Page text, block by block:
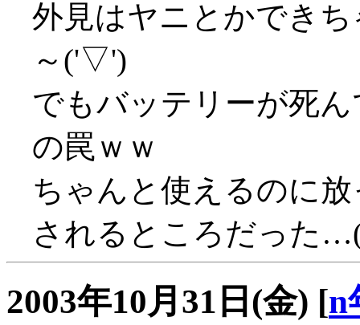
外見はヤニとかでき
～('▽')
でもバッテリーが死
の罠ｗｗ
ちゃんと使えるのに
されるところだった
2003年10月31日(金) [n